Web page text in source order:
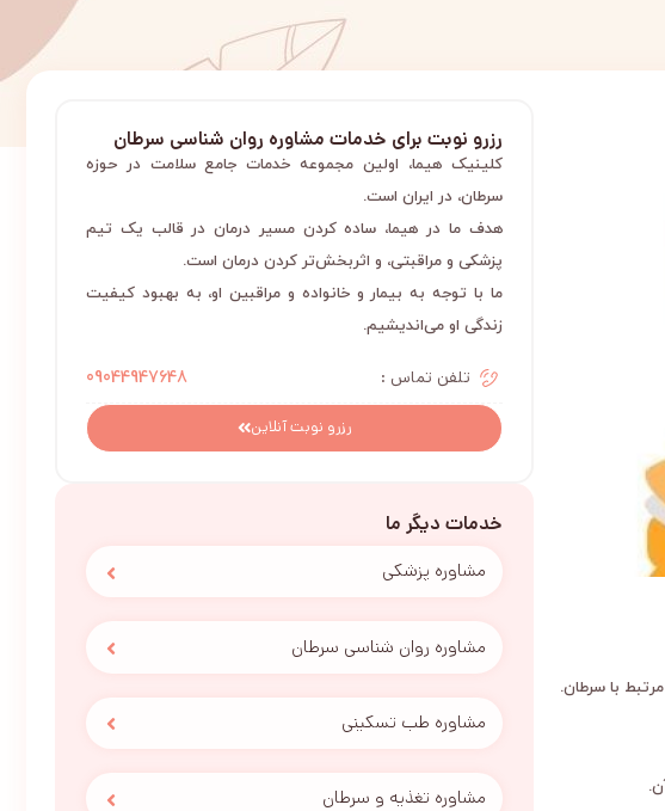
با سرطان.
رزرو نوبت برای خدمات مشاوره روان شناسی سرطان
کلینیک هیما، اولین مجموعه خدمات جامع سلامت در حوزه
سرطان، در ایران است.
هدف ما در هیما، ساده کردن مسیر درمان در قالب یک تیم
پزشکی و مراقبتی، و اثربخش‌تر کردن درمان است.
ما با توجه به بیمار و خانواده و مراقبین او، به بهبود کیفیت
زندگی او می‌اندیشیم.
تلفن تماس : 09044947648
رزرو نوبت آنلاین
خدمات دیگر ما
مشاوره پزشکی
مشاوره روان شناسی سرطان
مشاوره طب تسکینی
مشاوره تغذیه و سرطان